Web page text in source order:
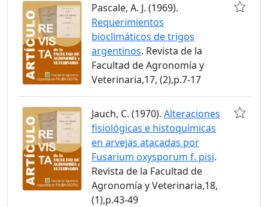
Pascale, A. J. (1969).
Requerimientos
bioclimáticos de trigos
argentinos. Revista de la
Facultad de Agronomía y
Veterinaria,17, (2),p.7-17
Jauch, C. (1970). Alteraciones
fisiológicas e histoquímicas
en arvejas atacadas por
Fusarium oxysporum f. pisi.
Revista de la Facultad de
Agronomía y Veterinaria,18,
(1),p.43-49